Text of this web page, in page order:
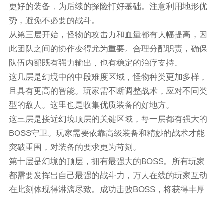
更好的装备，为后续的探险打好基础。注意利用地形优
势，避免不必要的战斗。
从第三层开始，怪物的攻击力和血量都有大幅提高，因
此团队之间的协作变得尤为重要。合理分配职责，确保
队伍内部既有强力输出，也有稳定的治疗支持。
这几层是幻境中的中段难度区域，怪物种类更加多样，
且具有更高的智能。玩家需不断调整战术，应对不同类
型的敌人。这里也是收集优质装备的好地方。
这三层是接近幻境顶层的关键区域，每一层都有强大的
BOSS守卫。玩家需要依靠高级装备和精妙的战术才能
突破重围，对装备的要求更为苛刻。
第十层是幻境的顶层，拥有最强大的BOSS。所有玩家
都需要发挥出自己最强的战斗力，万人在线的玩家互动
在此刻体现得淋漓尽致。成功击败BOSS，将获得丰厚